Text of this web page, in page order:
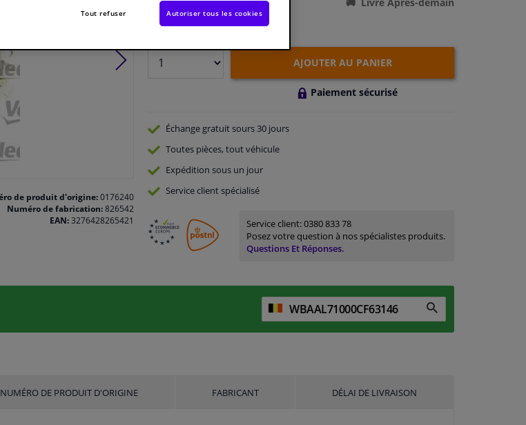
de produit d'origine:0176240
Numéro de fabrication:826542
EAN:3276428265421
En stock
AJOUTER AU PANIER
Paiement sécurisé
Échange gratuitsours 30 jours
Toutes pièces, tout véhicule
Expédition sous un jour
Serviceclient spécialisé
Service client:0380 833 78
Posez votre question à nos spécialistes produits.
Questions Et Réponses.
NUMÉRO DE PRODUIT D'ORIGINE FABRICANT DÉLAI DE LIVRAISON
Tout refuser Autoriser tous les cookies